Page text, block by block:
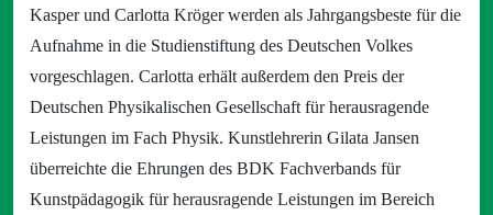
Kasper und Carlotta Kröger werden als Jahrgangsbeste für die
Aufnahme in die Studienstiftung des Deutschen Volkes
vorgeschlagen. Carlotta erhält außerdem den Preis der
Deutschen Physikalischen Gesellschaft für herausragende
Leistungen im Fach Physik. Kunstlehrerin Gilata Jansen
überreichte die Ehrungen des BDK Fachverbands für
Kunstpädagogik für herausragende Leistungen im Bereich